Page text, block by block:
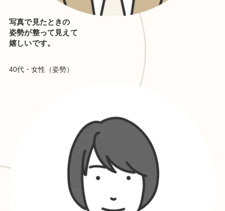
写真で見たときの
姿勢が整って見えて
嬉しいです。
40代・女性（姿勢）